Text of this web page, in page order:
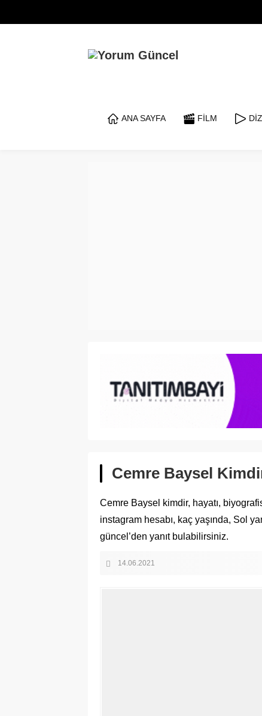
ANA SAYFA FİLM
Cemre Baysel
Cemre Baysel kimdir, hayatı,
instagram hesabı, kaç yaşında, Sol
güncel’den yanıt bulabilirsiniz.
14.06.2021